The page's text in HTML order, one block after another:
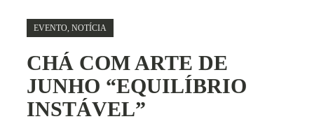
EVENTO, NOTÍCIA
CHÁ COM ARTE DE
JUNHO “EQUILÍBRIO
INSTÁVEL”